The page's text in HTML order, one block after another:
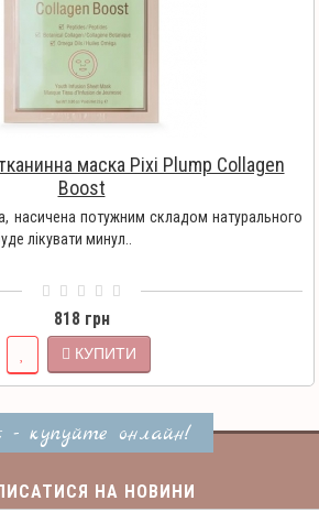
маска Pixi Plump Collagen
Boost
насичена потужним складом натурального
лікувати минул..
818 грн
КУПИТИ
- купуйте онлайн!
НА НОВИНИ